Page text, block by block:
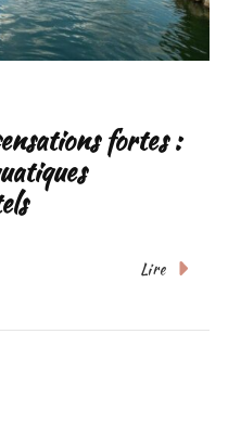
fortes :
Lire